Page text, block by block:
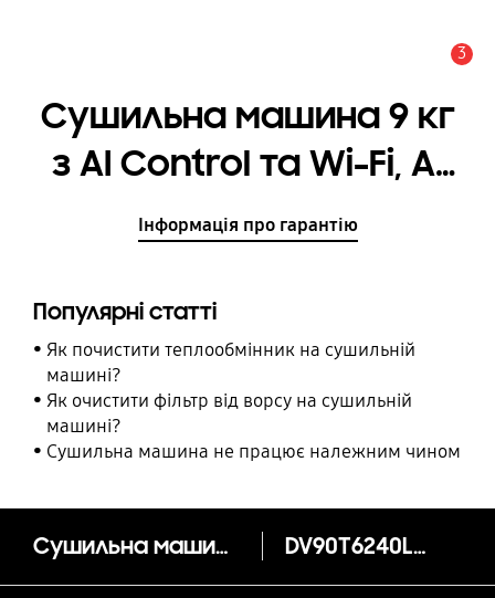
3
Cушильна машина 9 кг
з AI Control та Wi-Fi, AI
Control, Wi-Fi
Інформація про гарантію
Популярні статті
Як почистити теплообмінник на сушильній
машині?
Як очистити фільтр від ворсу на сушильній
машині?
Сушильна машина не працює належним чином
Cушильна машина 9 кг з AI Control та Wi-Fi, AI Control, Wi-Fi DV90T6240LX/UA